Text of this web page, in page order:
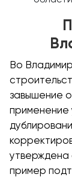
Во
завышение
применение
утверждена
пример